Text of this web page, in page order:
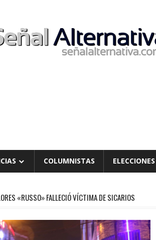
COLUMNISTAS
«RUSSO» FALLECIÓ VÍCTIMA DE SICARIOS